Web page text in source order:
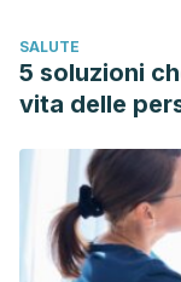
Bolke, L.,
collagen
roughness,
controlled, blind
Inoue, N.,
bioactive
moisture and
SALUTE
5 soluzioni
vita delle